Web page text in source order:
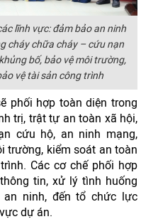
lĩnh vực: đảm bảo an ninh
cháy chữa cháy – cứu nạn
bố, bảo vệ môi trường,
vệ tài sản công trình
phối hợp toàn diện trong
trị, trật tự an toàn xã hội,
cứu hộ, an ninh mạng,
trường, kiểm soát an toàn
Các cơ chế phối hợp
tin, xử lý tình huống
an ninh, đến tổ chức lực
dự án.